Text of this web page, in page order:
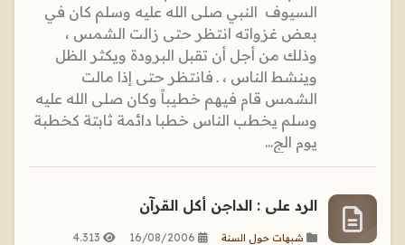
السيوف النبي صلى الله عليه وسلم كان في
بعض غزواته انتظر حتى زالت الشمس ،
وذلك من أجل أن تقبل البرودة ويكثر الظل
وينشط الناس ، ـ فانتظر حتى إذا مالت
الشمس قام فيهم خطيباً وكان صلى الله عليه
وسلم يخطب الناس خطبا دائمة ثابتة كخطبة
يوم الج...
الرد على : الداجن أكل القرآن
شبهات حول السنة 16/08/2006
4.313